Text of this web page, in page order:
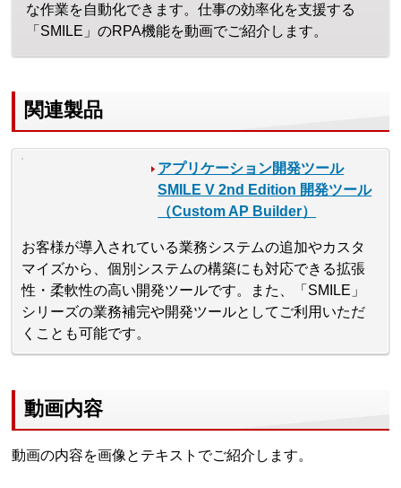
な作業を自動化できます。仕事の効率化を支援する
「SMILE」のRPA機能を動画でご紹介します。
関連製品
アプリケーション開発ツール
SMILE V 2nd Edition 開発ツール
（Custom AP Builder）
お客様が導入されている業務システムの追加やカスタ
マイズから、個別システムの構築にも対応できる拡張
性・柔軟性の高い開発ツールです。また、「SMILE」
シリーズの業務補完や開発ツールとしてご利用いただ
くことも可能です。
動画内容
動画の内容を画像とテキストでご紹介します。